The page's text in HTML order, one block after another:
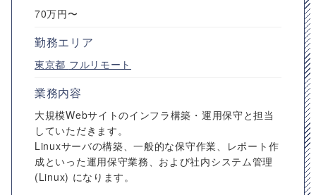
70万円〜
勤務エリア
東京都 フルリモート
業務内容
大規模Webサイトのインフラ構築・運用保守と担当
していただきます。
Linuxサーバの構築、一般的な保守作業、レポート作
成といった運用保守業務、および社内システム管理
(Linux) になります。